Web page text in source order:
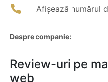
Afișează numărul
Despre companie:
Review-uri pe
web